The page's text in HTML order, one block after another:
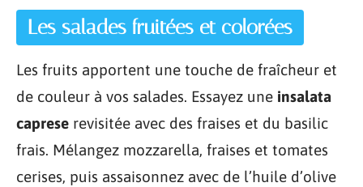
Les salades fruitées et colorées
Les fruits apportent une touche de fraîcheur et
de couleur à vos salades. Essayez une insalata
caprese revisitée avec des fraises et du basilic
frais. Mélangez mozzarella, fraises et tomates
cerises, puis assaisonnez avec de l’huile d’olive